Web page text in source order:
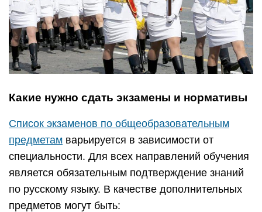
Какие нужно сдать экзамены и нормативы
Список экзаменов по общеобразовательным
предметам варьируется в зависимости от
специальности. Для всех направлений обучения
является обязательным подтверждение знаний
по русскому языку. В качестве дополнительных
предметов могут быть: